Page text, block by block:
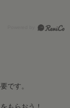
です。